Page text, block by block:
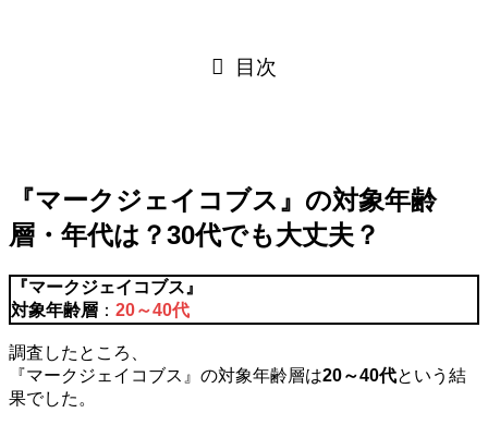
目次
『マークジェイコブス』の対象年齢
層・年代は？30代でも大丈夫？
『マークジェイコブス 』
対象年齢層 ： 20～40代
調査したところ、
『マークジェイコブス』の対象年齢層は20～40代という結
果でした。